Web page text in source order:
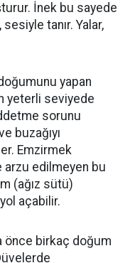
İnek bu sayede
tanır. Yalar,
yapan
yeterli seviyede
sorunu
buzağıyı
Emzirmek
arzu edilmeyen bu
(ağız sütü)
açabilir.
önce birkaç doğum